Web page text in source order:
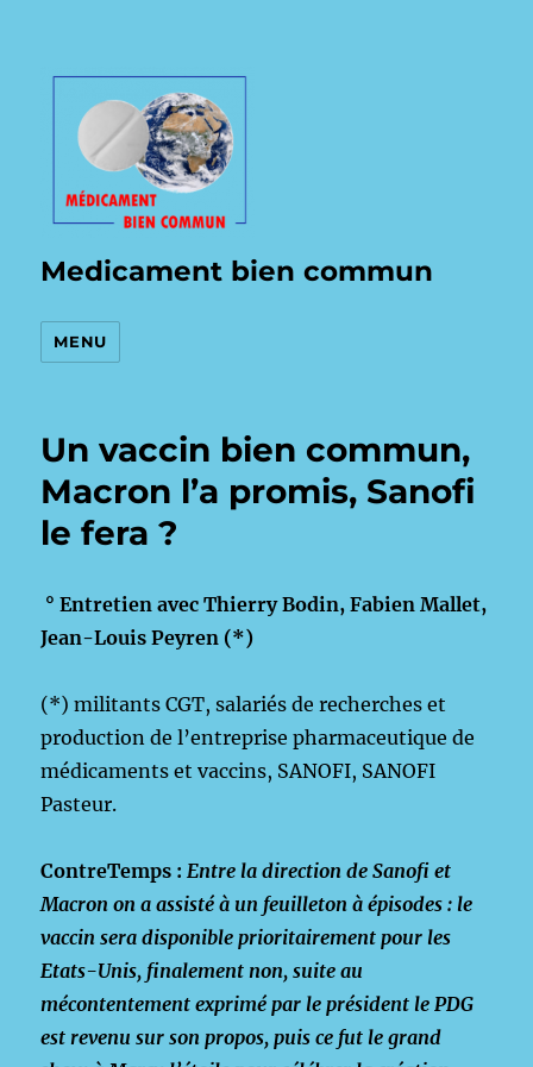
Medicament bien commun
MENU
Un vaccin bien commun,
Macron l’a promis, Sanofi
le fera ?
° Entretien avec Thierry Bodin, Fabien Mallet,
Jean-Louis Peyren (*)
(*) militants CGT, salariés de recherches et
production de l’entreprise pharmaceutique de
médicaments et vaccins, SANOFI, SANOFI
Pasteur.
ContreTemps : Entre la direction de Sanofi et
Macron on a assisté à un feuilleton à épisodes : le
vaccin sera disponible prioritairement pour les
Etats-Unis, finalement non, suite au
mécontentement exprimé par le président le PDG
est revenu sur son propos, puis ce fut le grand